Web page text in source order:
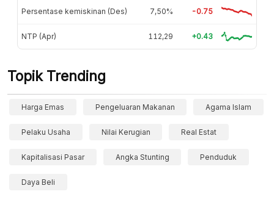
Persentase kemiskinan (Des) 7,50% -0.75
NTP (Apr) 112,29 +0.43
Topik Trending
Harga Emas Pengeluaran Makanan Agama Islam
Pelaku Usaha Nilai Kerugian Real Estat
Kapitalisasi Pasar Angka Stunting Penduduk
Daya Beli